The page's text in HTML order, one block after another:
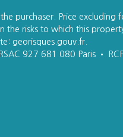
purchaser. Price excluding
the risks to which this
georisques.gouv.fr.
927 681 080 Paris •